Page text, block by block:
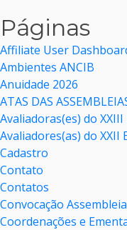
Páginas
Affiliate User
Ambientes ANCIB
Anuidade 2026
ATAS DAS
Avaliadoras(es) do XXIII
Avaliadores(as) do XXII
Cadastro
Contato
Contatos
Convocação Assembleia
Coordenações e